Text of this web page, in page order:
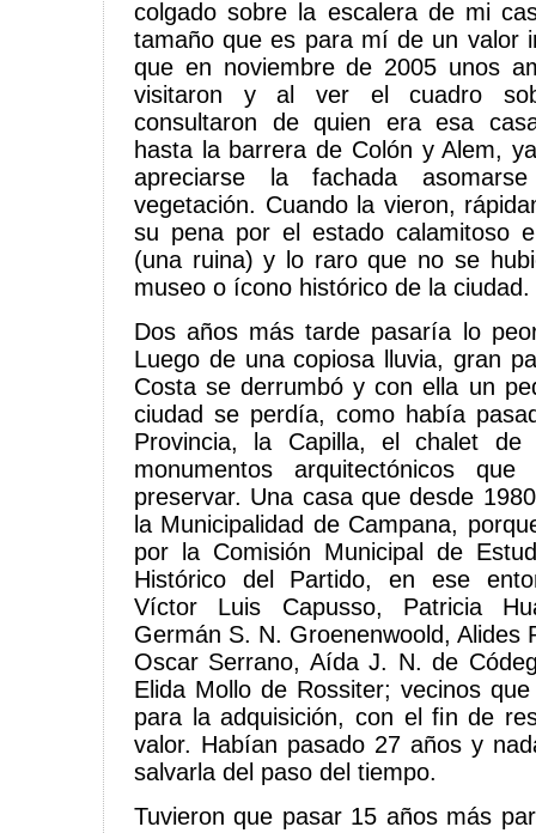
colgado sobre la escalera de mi
tamaño que es para mí de un valor
que en noviembre de 2005 unos
visitaron y al ver el cuadro
consultaron de quien era esa
hasta la barrera de Colón y Alem,
apreciarse la fachada
vegetación. Cuando la vieron,
su pena por el estado calamitoso
(una ruina) y lo raro que no se
museo o ícono histórico de la ciudad.
Dos años más tarde pasaría lo
Luego de una copiosa lluvia, gran
Costa se derrumbó y con ella un
ciudad se perdía, como había
Provincia, la Capilla, el chalet
monumentos arquitectónicos
preservar. Una casa que desde
la Municipalidad de Campana,
por la Comisión Municipal de
Histórico del Partido, en ese
Víctor Luis Capusso, Patricia
Germán S. N. Groenenwoold, Alides
Oscar Serrano, Aída J. N. de
Elida Mollo de Rossiter; vecinos
para la adquisición, con el fin de
valor. Habían pasado 27 años y
salvarla del paso del tiempo.
Tuvieron que pasar 15 años más